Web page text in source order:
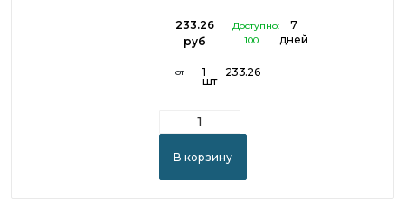
233.26
руб
Доступно:
100
7
дней
от 1
шт
233.26
В корзину